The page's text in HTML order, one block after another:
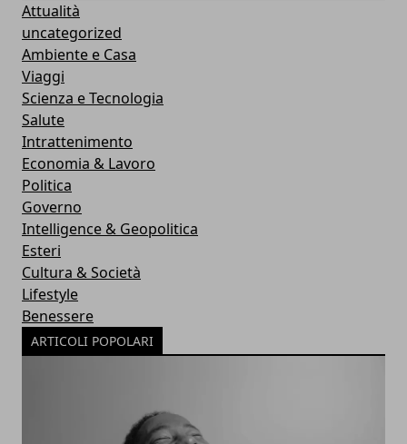
Attualità
uncategorized
Ambiente e Casa
Viaggi
Scienza e Tecnologia
Salute
Intrattenimento
Economia & Lavoro
Politica
Governo
Intelligence & Geopolitica
Esteri
Cultura & Società
Lifestyle
Benessere
ARTICOLI POPOLARI